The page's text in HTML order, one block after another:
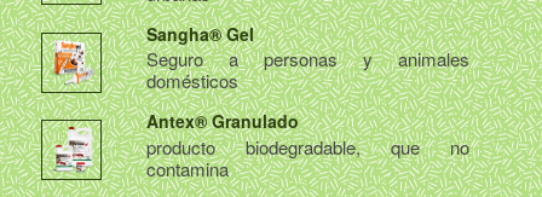
Sangha® Gel
Seguro a personas y animales
domésticos
Antex® Granulado
producto biodegradable, que no
contamina